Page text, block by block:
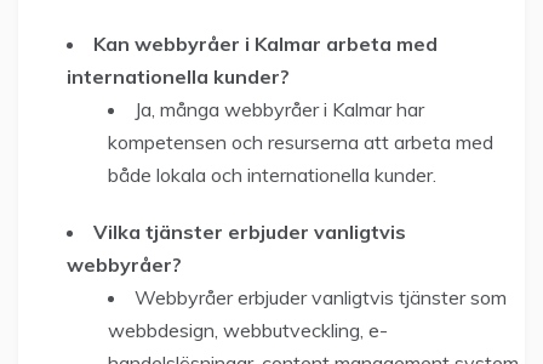
Kan webbyråer i Kalmar arbeta med
internationella kunder?
Ja, många webbyråer i Kalmar har
kompetensen och resurserna att arbeta med
både lokala och internationella kunder.
Vilka tjänster erbjuder vanligtvis
webbyråer?
Webbyråer erbjuder vanligtvis tjänster som
webbdesign, webbutveckling, e-